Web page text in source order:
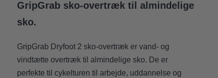
GripGrab sko-overtræk til almindelige
sko.
GripGrab Dryfoot 2 sko-overtræk er vand- og
vindtætte overtræk til almindelige sko. De er
perfekte til cykelturen til arbejde, uddannelse og